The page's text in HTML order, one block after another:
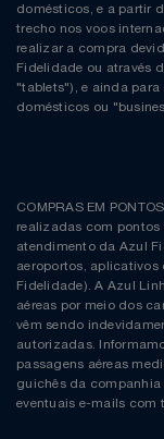
domésticos, e a partir
trecho nos voos
realizar a compra
Fidelidade ou através
"tablets"), e ainda
domésticos ou
COMPRAS EM
realizadas com pontos
atendimento da Azul
aeroportos, aplicativos
Fidelidade). A Azul
aéreas por meio dos
vêm sendo
autorizadas.
passagens aéreas
guichês da companhia
eventuais e-mails com